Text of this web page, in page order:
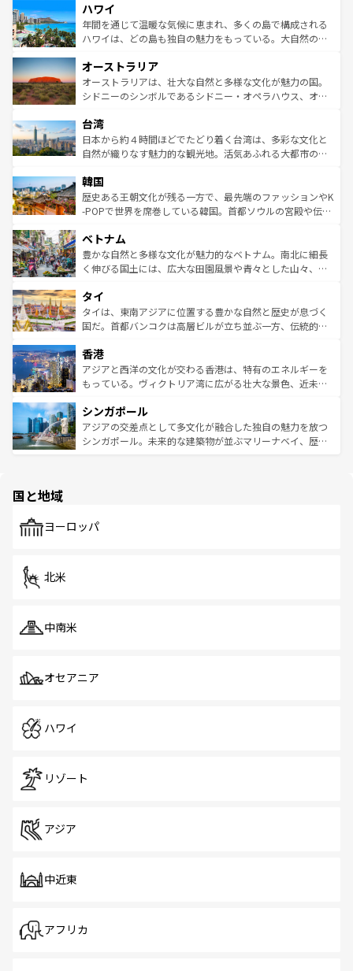
ば市内交通費無料で観光を楽しむこともできる。 なお、新
着のスイス情報はコンテンツ一覧 を参照してほしい。
のような巨大都市は、観光、ショッピング、エンターテイ
ンメントが詰まった刺激的なスポットだ。一方、アメリカ
西部には大自然が広がり、グランドキャニオンやイエロー
部のニューオーリンズでは、音楽と美食が融合した独特の
文化が魅力。旅行者はアメリカの各地域で異なる魅力を楽
しみながら、その多様性と豊かな歴史を感じることができ
ならではの贅沢な旅のスタイルだ。 なお、新着のアメリカ
情報はコンテンツ一覧を参照してほしい。
ハワイ
年間を通じて温暖な気候に恵まれ、多くの島で構成される
ハワイは、どの島も独自の魅力をもっている。大自然の神
ワイ島は見逃せない。また、定番の観光地といえばオアフ
島だが、静かな自然を求めるならマウイ島やカウアイ島が
おすすめ。エメラルドグリーンに輝く海をはじめ、豊かな
れるおもてなしの心で訪れる人々を迎えてくれるハワイの
人々、おいしいローカルフードやハワイアンミュージッ
ク、伝統的なフラダンスなど、すべてがハワイの魅力を彩
ワイを、存分に味わってほしい。 なお、新着のハワイ情報
はコンテンツ一覧を参照してほしい。
オーストラリア
オーストラリアは、壮大な自然と多様な文化が魅力の国。
シドニーのシンボルであるシドニー・オペラハウス、オー
リアリーフや大陸中央部にそびえるウルル（エアーズロッ
ク）、タスマニアの美しい原生林やケアンズの熱帯雨林な
ど、見どころがたくさん。また、カフェやワイン、オージ
いる。アクティビティも充実しており、サーフィンやダイ
ビング、ハイキングなど、アウトドア好きにはたまらな
い。オーストラリアの多彩な魅力を存分に味わいつくそ
参照してほしい。
台湾
日本から約４時間ほどでたどり着く台湾は、多彩な文化と
自然が織りなす魅力的な観光地。活気あふれる大都市の台
ン）、静ひつな山岳地帯である台湾東部など、都市の喧騒
と山間の静けさが共存しており、訪れる人に新しい発見と
驚きをもたらしてくれる。また、奥深い台湾の食文化も魅
容にもいいと評判のスイーツなど、バラエティ豊かな料理
が味わえる。 なお、新着の台湾情報は コンテンツ一覧を参
照してほしい。
韓国
歴史ある王朝文化が残る一方で、最先端のファッションやK
-POPで世界を席巻している韓国。首都ソウルの宮殿や伝統
き、地方に足を延ばせば四季折々の自然美を楽しむことが
できる。そして、キムチや焼肉、絶品のストリートフード
まで、さまざまな韓国料理が待っている。夜には、韓国な
リティに包まれながら、韓国の多彩な魅力を心ゆくまで味
わってみてほしい。 なお、新着の韓国情報はコンテンツ一
覧を参照してほしい。
ベトナム
豊かな自然と多様な文化が魅力的なベトナム。南北に細長
く伸びる国土には、広大な田園風景や青々とした山々、世
急速な発展と共に伝統が息づく。ハノイの古い町並みやホ
ーチミン市のフランス統治時代の建物も、独特の雰囲気を
醸し出している。また、バラエティの豊かさとおいしさで
とつ。フォーやバインミー、ベトナムコーヒーなどは、ぜ
ひ現地で味わいたい。どの地域を訪れてもあたたかい人々
が旅行者を迎えてくれるので、きっと忘れられない旅にな
参照してほしい。
タイ
タイは、東南アジアに位置する豊かな自然と歴史が息づく
国だ。首都バンコクは高層ビルが立ち並ぶ一方、伝統的な
の活気が交差している。北部ではチェンマイなどの山岳地
帯で自然と触れ合い、南部ではプーケットやクラビの美し
いビーチでリゾート気分を楽しむことができる。タイ料理
激する。気候は一年中温暖で、どの季節にも異なる楽しみ
が待っている。親しみやすいタイの人々、仏教を中心とし
た文化、そして多様な観光資源が、訪れる旅人を魅了し続
香港
アジアと西洋の文化が交わる香港は、特有のエネルギーを
もっている。ヴィクトリア湾に広がる壮大な景色、近未来
み、どこを訪れても感動するはず。観光スポットが密集し
ており、効率よく見どころを回れるのも魅力。息をのむよ
うな絶景から文化的な体験まで、香港を存分に楽しみ尽く
シンガポール
アジアの交差点として多文化が融合した独自の魅力を放つ
シンガポール。未来的な建築物が並ぶマリーナベイ、歴史
で、ホーカーズは地元の風情を楽しめる外せないスポット
国と地域
ヨーロッパ
北米
中南米
オセアニア
ハワイ
リゾート
アジア
中近東
アフリカ